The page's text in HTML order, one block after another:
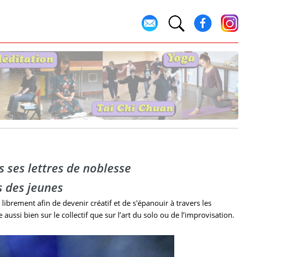
ses lettres de noblesse
des jeunes
afin de devenir créatif et de s'épanouir à travers les
bien sur le collectif que sur l’art du solo ou de l’improvisation.